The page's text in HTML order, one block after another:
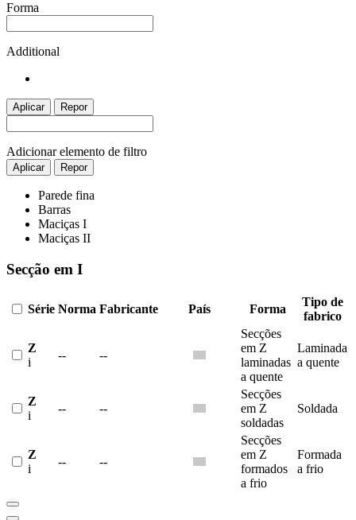
Forma
Additional
Aplicar Repor
Adicionar elemento de filtro
Aplicar Repor
Parede fina
Barras
Maciças I
Maciças II
Secção em I
Série Norma Fabricante País Forma
Tipo de
fabrico
Z
i
-- --
Secções
em Z
laminadas
a quente
Laminada
a quente
Z
i
-- --
Secções
em Z
soldadas
Soldada
Z
i
-- --
Secções
em Z
formados
a frio
Formada
a frio